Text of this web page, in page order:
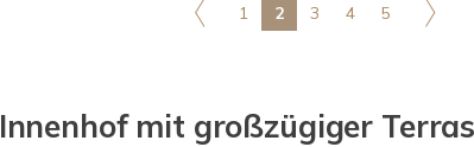
1 2 3 4 5
mit großzügiger